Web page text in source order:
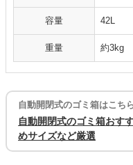
容量 42L
重量 約3kg
自動開閉式のゴミ箱はこち
自動開閉式のゴミ箱おす
めサイズなど厳選